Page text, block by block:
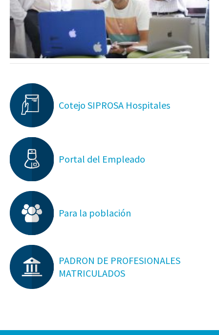
Cotejo SIPROSA Hospitales
Portal del Empleado
Para la población
PADRON DE PROFESIONALES
MATRICULADOS